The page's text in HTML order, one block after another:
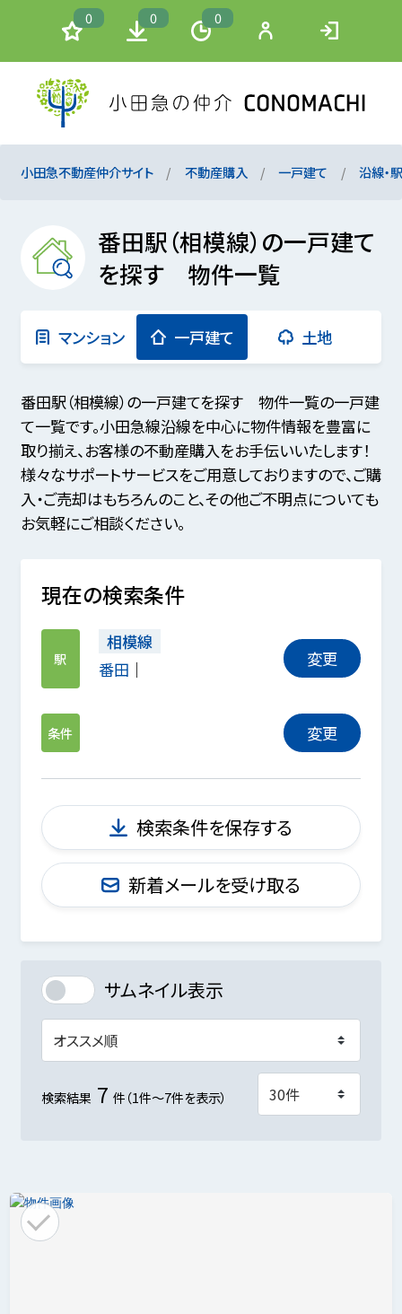
0 0 0
小田急不動産仲介サイト 不動産購入 一戸建て 沿線・
番田駅（相模線）の一戸建て
を探す 物件一覧
マンション 一戸建て 土地
番田駅（相模線）の一戸建てを探す 物件一覧の一戸建
て一覧です。小田急線沿線を中心に物件情報を豊富に
取り揃え、お客様の不動産購入をお手伝いいたします！
様々なサポートサービスをご用意しておりますので、ご購
入・ご売却はもちろんのこと、その他ご不明点についても
お気軽にご相談ください。
現在の検索条件
駅
相模線
番田
変更
条件 変更
検索条件を保存する
新着メールを受け取る
サムネイル表示
検索結果 7 件（1件～7件を表示）